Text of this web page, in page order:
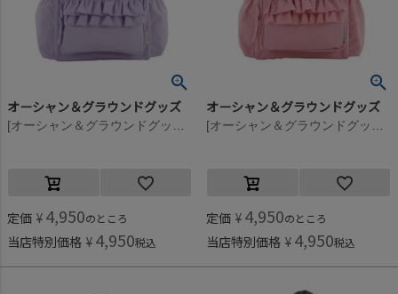
オーシャン＆グラウンドグッズ
定価 ¥ 4,950のところ
当店特別価格 ¥ 4,950税込
オーシャン＆グラウンドグッズ
定価 ¥ 4,950のところ
当店特別価格 ¥ 4,950税込